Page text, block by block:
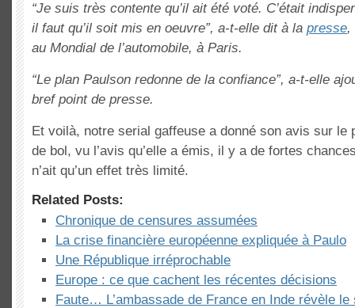
“Je suis très contente qu’il ait été voté. C’était
il faut qu’il soit mis en oeuvre”, a-t-elle dit à la presse,
au Mondial de l’automobile, à Paris.
“Le plan Paulson redonne de la confiance”, a-t-elle
bref point de presse.
Et voilà, notre serial gaffeuse a donné son avis sur le
de bol, vu l’avis qu’elle a émis, il y a de fortes
n’ait qu’un effet très limité.
Related Posts:
Chronique de censures assumées
La crise financière européenne expliquée à Paulo
Une République irréprochable
Europe : ce que cachent les récentes décisions
Faute… L’ambassade de France en Inde révèle